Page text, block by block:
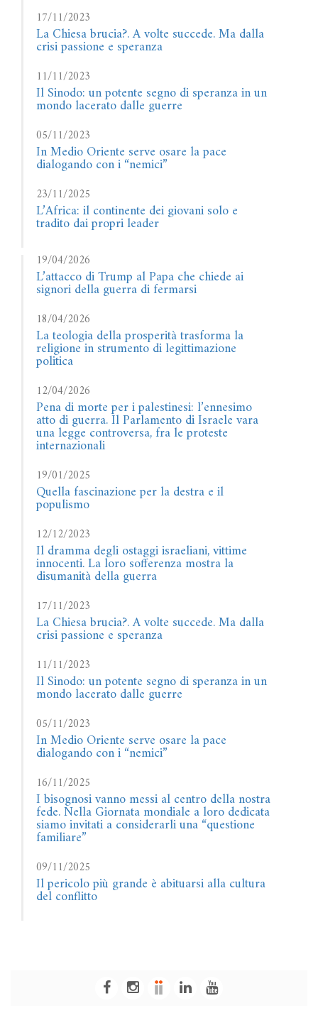
17/11/2023
La Chiesa brucia?. A volte succede. Ma dalla
crisi passione e speranza
11/11/2023
Il Sinodo: un potente segno di speranza in un
mondo lacerato dalle guerre
05/11/2023
In Medio Oriente serve osare la pace
dialogando con i “nemici”
23/11/2025
L’Africa: il continente dei giovani solo e
tradito dai propri leader
19/04/2026
L’attacco di Trump al Papa che chiede ai
signori della guerra di fermarsi
18/04/2026
La teologia della prosperità trasforma la
religione in strumento di legittimazione
politica
12/04/2026
Pena di morte per i palestinesi: l’ennesimo
atto di guerra. Il Parlamento di Israele vara
una legge controversa, fra le proteste
internazionali
19/01/2025
Quella fascinazione per la destra e il
populismo
12/12/2023
Il dramma degli ostaggi israeliani, vittime
innocenti. La loro sofferenza mostra la
disumanità della guerra
17/11/2023
La Chiesa brucia?. A volte succede. Ma dalla
crisi passione e speranza
11/11/2023
Il Sinodo: un potente segno di speranza in un
mondo lacerato dalle guerre
05/11/2023
In Medio Oriente serve osare la pace
dialogando con i “nemici”
16/11/2025
I bisognosi vanno messi al centro della nostra
fede. Nella Giornata mondiale a loro dedicata
siamo invitati a considerarli una “questione
familiare”
09/11/2025
Il pericolo più grande è abituarsi alla cultura
del conflitto